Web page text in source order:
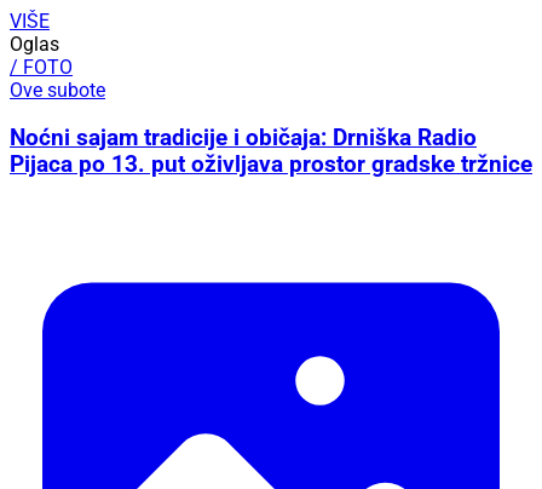
VIŠE
Oglas
/ FOTO
Ove subote
Noćni sajam tradicije i običaja: Drniška Radio
Pijaca po 13. put oživljava prostor gradske tržnice